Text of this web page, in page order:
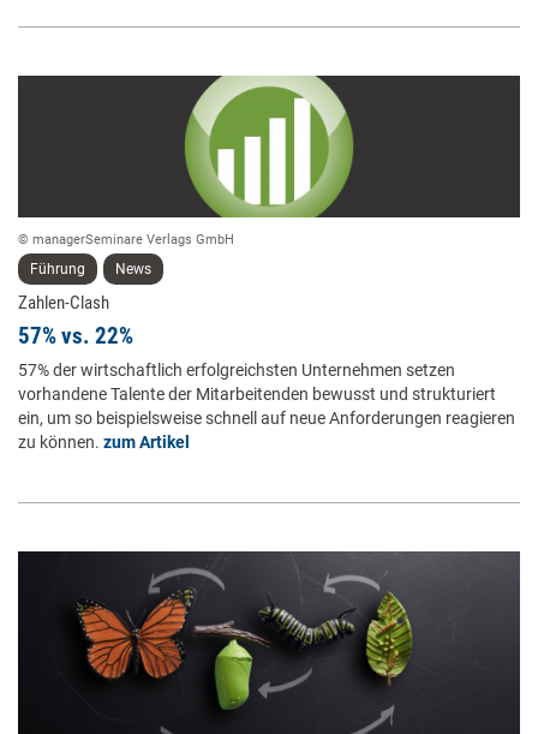
© managerSeminare Verlags GmbH
Führung News
Zahlen-Clash
57% vs. 22%
57% der wirtschaftlich erfolgreichsten Unternehmen setzen
vorhandene Talente der Mitarbeitenden bewusst und strukturiert
ein, um so beispielsweise schnell auf neue Anforderungen reagieren
zu können. zum Artikel